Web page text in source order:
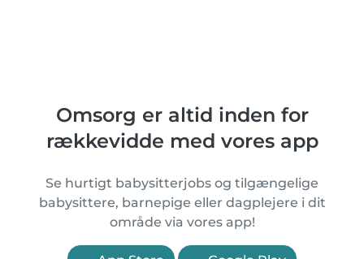
Omsorg er altid inden for
rækkevidde med vores app
Se hurtigt babysitterjobs og tilgængelige
babysittere, barnepige eller dagplejere i dit
område via vores app!